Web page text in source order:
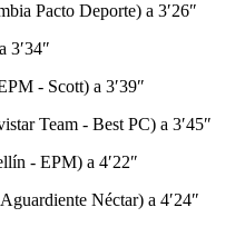
Pacto Deporte) a 3′26″
3′34″
- Scott) a 3′39″
Team - Best PC) a 3′45″
- EPM) a 4′22″
Néctar) a 4′24″